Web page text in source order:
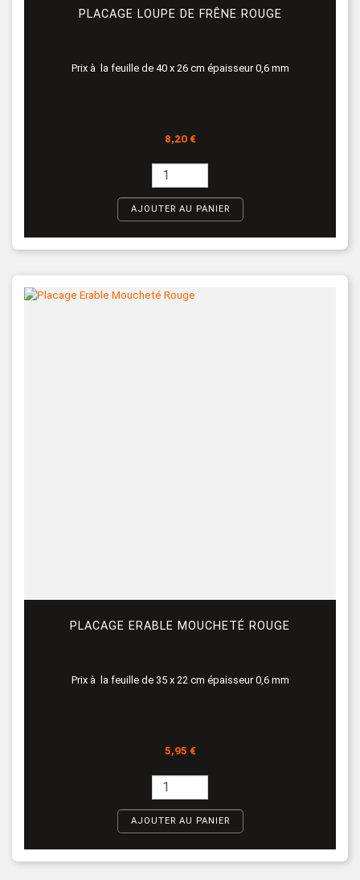
PLACAGE LOUPE DE FRÊNE ROUGE
Prix à la feuille de 40 x 26 cm épaisseur 0,6 mm
Prix
8,20 €
AJOUTER AU PANIER
PLACAGE ERABLE MOUCHETÉ ROUGE
Prix à la feuille de 35 x 22 cm épaisseur 0,6 mm
Prix
5,95 €
AJOUTER AU PANIER